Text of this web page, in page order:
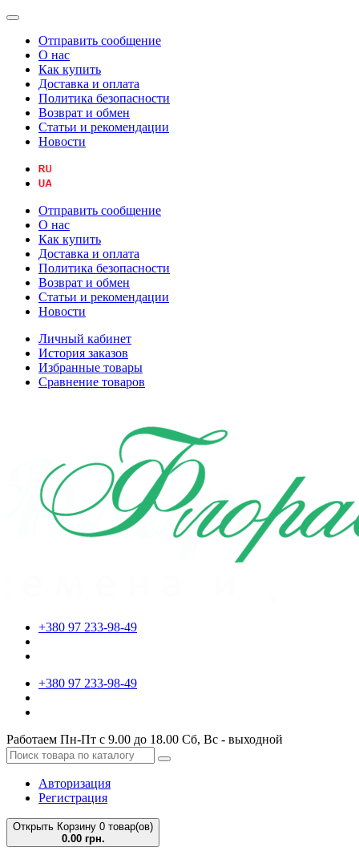
Отправить сообщение
О нас
Как купить
Доставка и оплата
Политика безопасности
Возврат и обмен
Статьи и рекомендации
Новости
Отправить сообщение
О нас
Как купить
Доставка и оплата
Политика безопасности
Возврат и обмен
Статьи и рекомендации
Новости
Личный кабинет
История заказов
Избранные товары
Сравнение товаров
+380 97 233-98-49
+380 97 233-98-49
Работаем Пн-Пт с 9.00 до 18.00 Сб, Вс - выходной
Авторизация
Регистрация
Открыть Корзину 0 товар(ов)
0.00 грн.